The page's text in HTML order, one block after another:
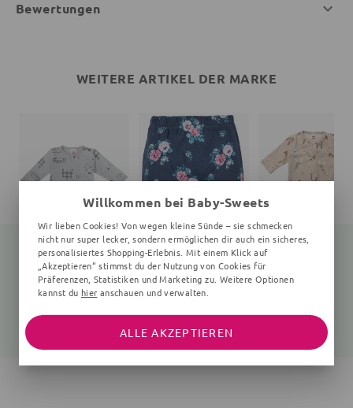
Bewertungen
WEITERE ARTIKEL DER MARKE
Body Hund
0-24 Monate, grau
14,80 €
Leggings
Floral, navy, rosa
22,99 €
Willkommen bei Baby-Sweets
Wir lieben Cookies! Von wegen kleine Sünde – sie schmecken
nicht nur super lecker, sondern ermöglichen dir auch ein sicheres,
personalisiertes Shopping-Erlebnis. Mit einem Klick auf
„Akzeptieren“ stimmst du der Nutzung von Cookies für
Präferenzen, Statistiken und Marketing zu. Weitere Optionen
kannst du hier anschauen und verwalten.
ALLE AKZEPTIEREN